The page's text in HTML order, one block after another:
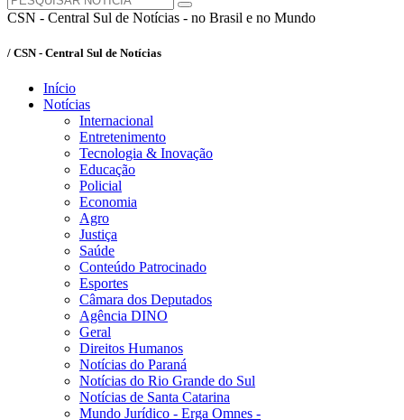
CSN - Central Sul de Notícias - no Brasil e no Mundo
/ CSN - Central Sul de Notícias
Início
Notícias
Internacional
Entretenimento
Tecnologia & Inovação
Educação
Policial
Economia
Agro
Justiça
Saúde
Conteúdo Patrocinado
Esportes
Câmara dos Deputados
Agência DINO
Geral
Direitos Humanos
Notícias do Paraná
Notícias do Rio Grande do Sul
Notícias de Santa Catarina
Mundo Jurídico - Erga Omnes -